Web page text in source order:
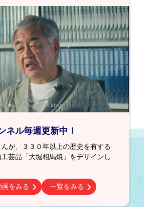
ネル毎週更新中！
が、３３０年以上の歴史を有する
芸品「大堀相馬焼」をデザインし
をみる 一覧をみる